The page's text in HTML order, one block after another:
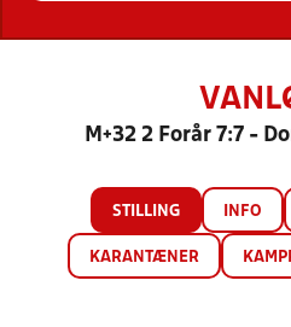
M+32 2 Forår 7:7 -
STILLING INFO
KARANTÆNER